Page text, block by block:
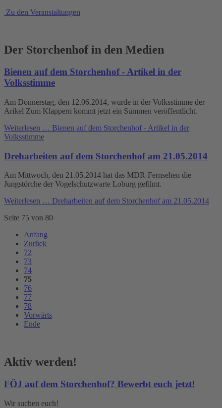
Zu den Veranstaltungen
Der Storchenhof in den Medien
Bienen auf dem Storchenhof - Artikel in der
Volksstimme
Am Donnerstag, den 12.06.2014, wurde in der Volksstimme der
Arikel Zum Klappern kommt jetzt ein Summen veröffentlicht.
Weiterlesen … Bienen auf dem Storchenhof - Artikel in der
Volksstimme
Dreharbeiten auf dem Storchenhof am 21.05.2014
Am Mittwoch, den 21.05.2014 hat das MDR-Fernsehen die
Jungstörche der Vogelschutzwarte Loburg gefilmt.
Weiterlesen … Dreharbeiten auf dem Storchenhof am 21.05.2014
Seite 75 von 80
Anfang
Zurück
72
73
74
75
76
77
78
Vorwärts
Ende
Aktiv werden!
FÖJ auf dem Storchenhof? Bewerbt euch jetzt!
Wir suchen euch!